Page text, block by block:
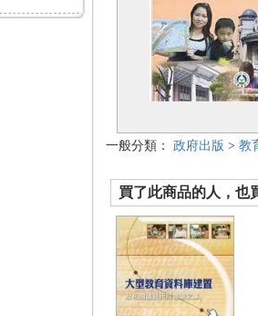
一般分類： 政府出版 > 教
買了此商品的人，也